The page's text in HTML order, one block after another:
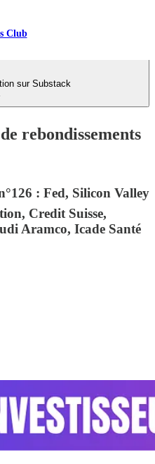
Club
sur Substack
rebondissements
: Fed, Silicon Valley
Credit Suisse,
Aramco, Icade Santé